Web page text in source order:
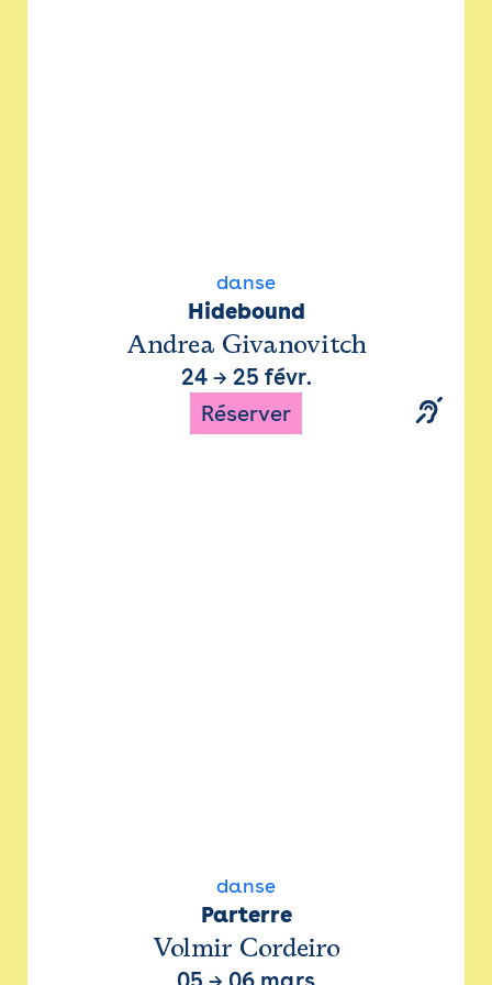
danse
Hidebound
Andrea Givanovitch
24→ 25 févr.
Réserver
danse
Parterre
Volmir Cordeiro